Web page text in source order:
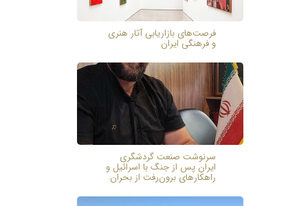
فرصت‌های بازاریابی آثار هنری
و فرهنگی ایران
سرنوشت صنعت گردشگری
ایران پس از جنگ با اسرائیل و
راهکارهای برون‌رفت از بحران